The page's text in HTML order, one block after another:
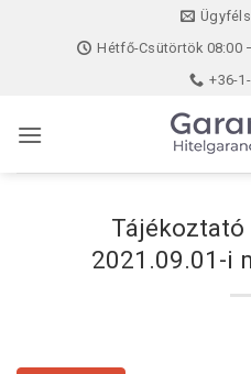
Hétfő-Csütörtök 08:00
+36-
2021.09.01-i